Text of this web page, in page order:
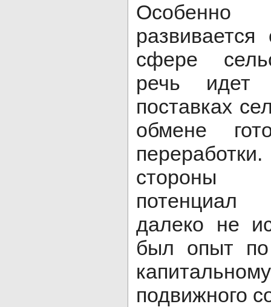
Особенно
развивается
сфере
речь
поставках
обмене
стороны
далеко не
был опыт
подвижного